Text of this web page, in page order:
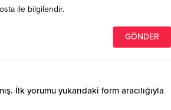
ile bilgilendir.
İlk yorumu yukarıdaki form aracılığıyla